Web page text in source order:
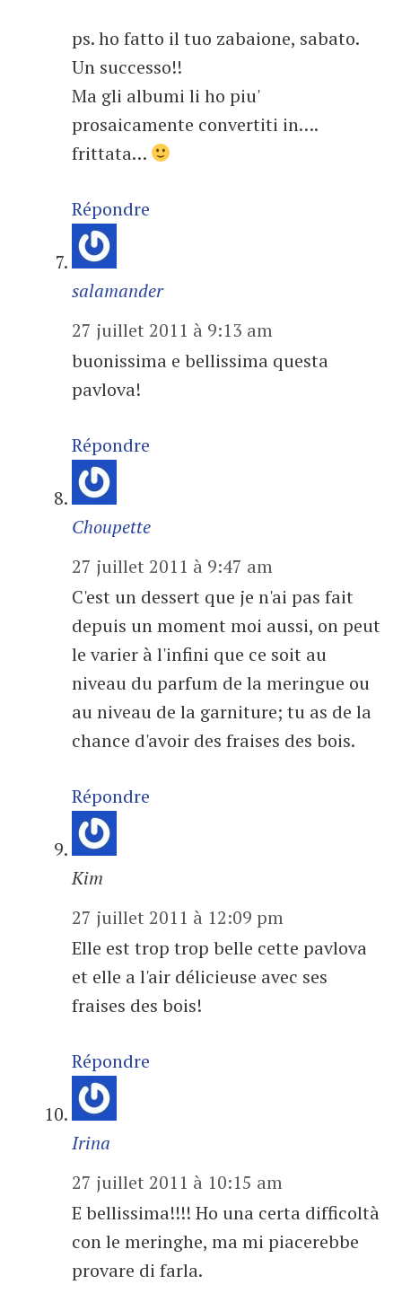
ps. ho fatto il tuo zabaione, sabato.
Un successo!!
Ma gli albumi li ho piu'
prosaicamente convertiti in….
frittata…
Répondre
salamander
27 juillet 2011 à 9:13 am
buonissima e bellissima questa
pavlova!
Répondre
Choupette
27 juillet 2011 à 9:47 am
C'est un dessert que je n'ai pas fait
depuis un moment moi aussi, on peut
le varier à l'infini que ce soit au
niveau du parfum de la meringue ou
au niveau de la garniture; tu as de la
chance d'avoir des fraises des bois.
Répondre
Kim
27 juillet 2011 à 12:09 pm
Elle est trop trop belle cette pavlova
et elle a l'air délicieuse avec ses
fraises des bois!
Répondre
Irina
27 juillet 2011 à 10:15 am
E bellissima!!!! Ho una certa difficoltà
con le meringhe, ma mi piacerebbe
provare di farla.